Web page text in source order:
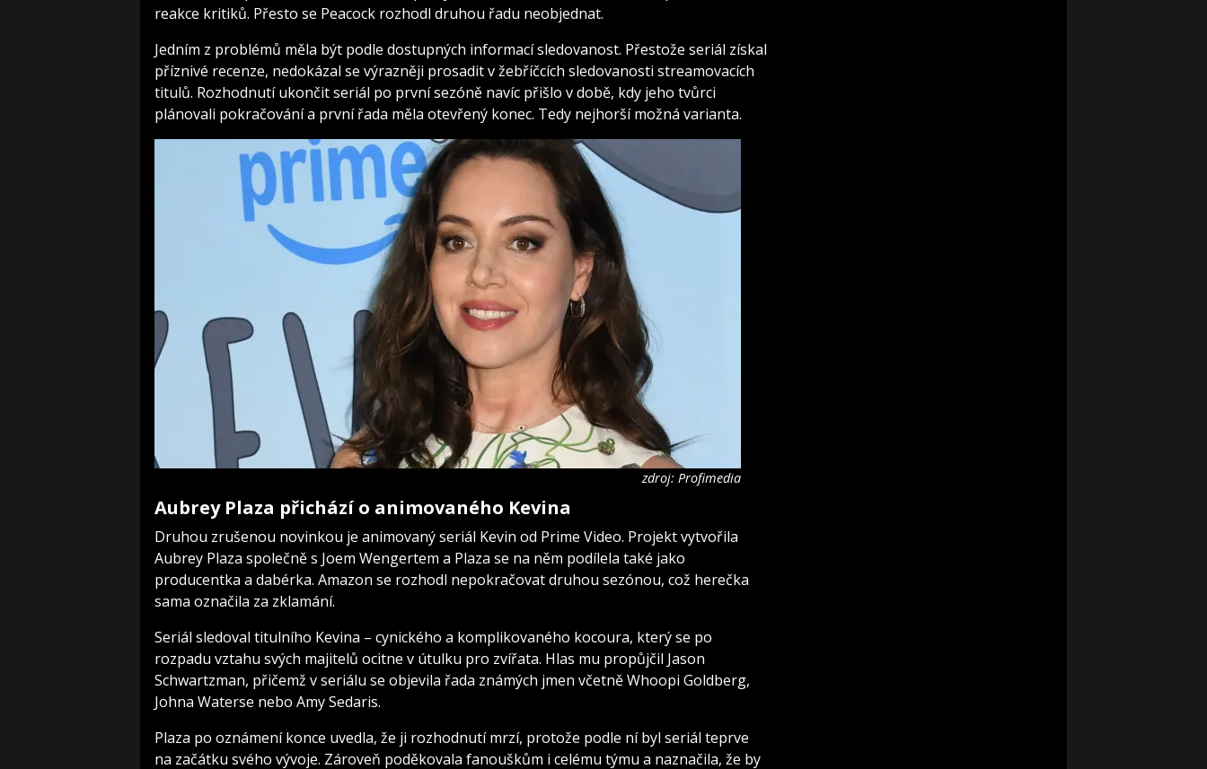
reakce kritiků. Přesto se Peacock rozhodl druhou řadu neobjednat.
Jedním z problémů měla být podle dostupných informací sledovanost. Přestože seriál získal
příznivé recenze, nedokázal se výrazněji prosadit v žebříčcích sledovanosti streamovacích
titulů. Rozhodnutí ukončit seriál po první sezóně navíc přišlo v době, kdy jeho tvůrci
plánovali pokračování a první řada měla otevřený konec. Tedy nejhorší možná varianta.
zdroj: Profimedia
Aubrey Plaza přichází o animovaného Kevina
Druhou zrušenou novinkou je animovaný seriál Kevin od Prime Video. Projekt vytvořila
Aubrey Plaza společně s Joem Wengertem a Plaza se na něm podílela také jako
producentka a dabérka. Amazon se rozhodl nepokračovat druhou sezónou, což herečka
sama označila za zklamání.
Seriál sledoval titulního Kevina – cynického a komplikovaného kocoura, který se po
rozpadu vztahu svých majitelů ocitne v útulku pro zvířata. Hlas mu propůjčil Jason
Schwartzman, přičemž v seriálu se objevila řada známých jmen včetně Whoopi Goldberg,
Johna Waterse nebo Amy Sedaris.
Plaza po oznámení konce uvedla, že ji rozhodnutí mrzí, protože podle ní byl seriál teprve
na začátku svého vývoje. Zároveň poděkovala fanouškům i celému týmu a naznačila, že by